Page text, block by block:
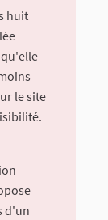
huit
le site
d'un